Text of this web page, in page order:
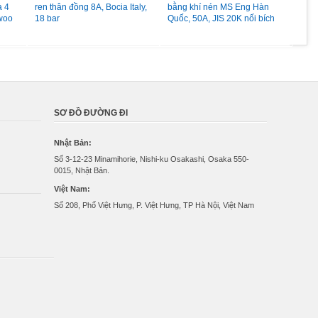
4
ren thân đồng 8A, Bocia Italy,
18 bar
bằng khí nén MS Eng Hàn
Quốc, 50A, JIS 20K nối bích
SƠ ĐỒ ĐƯỜNG ĐI
Nhật Bản:
Số 3-12-23 Minamihorie, Nishi-ku Osakashi, Osaka 550-
0015, Nhật Bản.
Việt Nam:
Số 208, Phố Việt Hưng, P. Việt Hưng, TP Hà Nội, Việt Nam